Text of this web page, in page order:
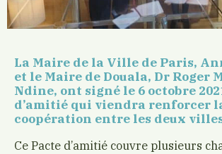
La Maire de la Ville de Paris,
et le Maire de Douala, Dr Roger
Ndine, ont signé le 6 octobre
d’amitié qui viendra renforcer
coopération entre les deux
Ce Pacte d’amitié couvre plusieurs